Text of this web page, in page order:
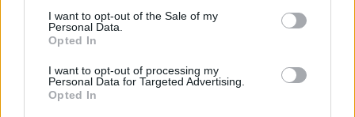
I want to opt-out of the Sale of my
Personal Data.
Opted In
I want to opt-out of processing my
Personal Data for Targeted Advertising.
Opted In